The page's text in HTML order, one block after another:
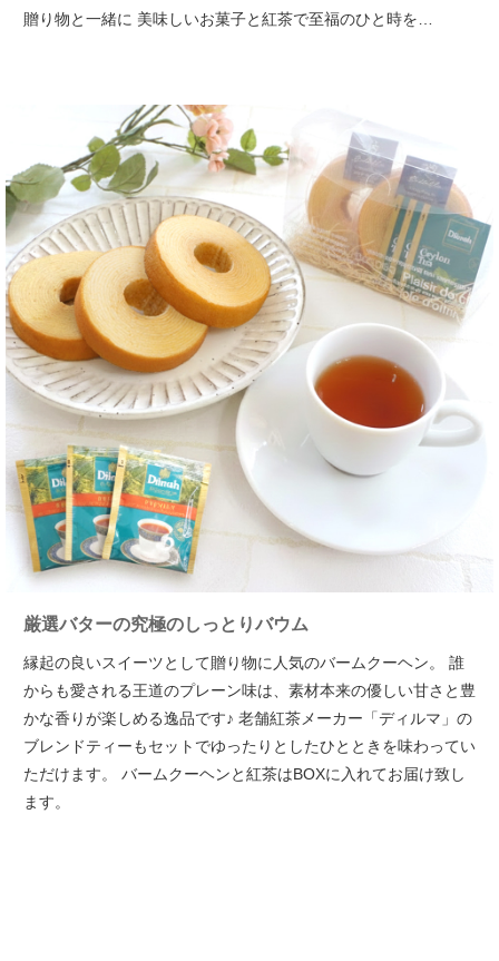
贈り物と一緒に 美味しいお菓子と紅茶で至福のひと時を…
厳選バターの究極のしっとりバウム
縁起の良いスイーツとして贈り物に人気のバームクーヘン。
誰
からも愛される王道のプレーン味は、素材本来の優しい甘さと豊
かな香りが楽しめる逸品です♪ 老舗紅茶メーカー「ディルマ」の
ブレンドティーもセットでゆったりとしたひとときを味わってい
ただけます。
バームクーヘンと紅茶はBOXに入れてお届け致し
ます。